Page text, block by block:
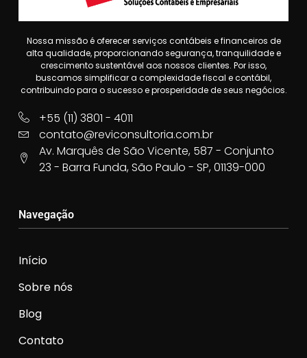
Nossa missão é oferecer serviços contábeis e financeiros de
alta qualidade, proporcionando segurança, tranquilidade e
crescimento sustentável aos nossos clientes. Por isso,
buscamos simplificar a complexidade fiscal e contábil,
contribuindo para o sucesso e prosperidade de seus negócios.
+55 (11) 3801 - 4011
contato@reviconsultoria.com.br
Av. Marquês de São Vicente, 587 - Conjunto
23 - Barra Funda, São Paulo - SP, 01139-000
Navegação
Início
Sobre nós
Blog
Contato